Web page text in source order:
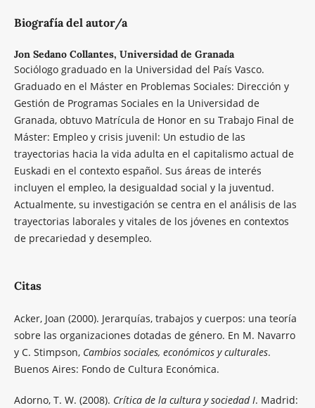
Biografía del autor/a
Jon Sedano Collantes, Universidad de Granada
Sociólogo graduado en la Universidad del País Vasco.
Graduado en el Máster en Problemas Sociales: Dirección y
Gestión de Programas Sociales en la Universidad de
Granada, obtuvo Matrícula de Honor en su Trabajo Final de
Máster: Empleo y crisis juvenil: Un estudio de las
trayectorias hacia la vida adulta en el capitalismo actual de
Euskadi en el contexto español. Sus áreas de interés
incluyen el empleo, la desigualdad social y la juventud.
Actualmente, su investigación se centra en el análisis de las
trayectorias laborales y vitales de los jóvenes en contextos
de precariedad y desempleo.
Citas
Acker, Joan (2000). Jerarquías, trabajos y cuerpos: una teoría
sobre las organizaciones dotadas de género. En M. Navarro
y C. Stimpson, Cambios sociales, económicos y culturales.
Buenos Aires: Fondo de Cultura Económica.
Adorno, T. W. (2008). Crítica de la cultura y sociedad I. Madrid: